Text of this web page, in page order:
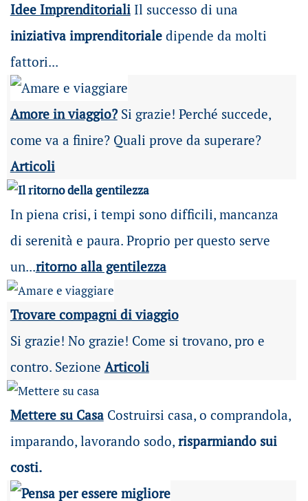
Idee ImprenditorialiIl successo di una
iniziativa imprenditorialedipende da molti
fattori...
Amore in viaggio?Si grazie! Perché succede,
come va a finire? Quali prove da superare?
Articoli
In piena crisi, i tempi sono difficili, mancanza
di serenità e paura. Proprio per questo serve
un...ritorno alla gentilezza
Trovare compagni di viaggio
Si grazie! No grazie! Come si trovano, pro e
contro. Sezione Articoli
Mettere su Casa Costruirsi casa, o comprandola,
imparando, lavorando sodo, risparmiando sui
costi.